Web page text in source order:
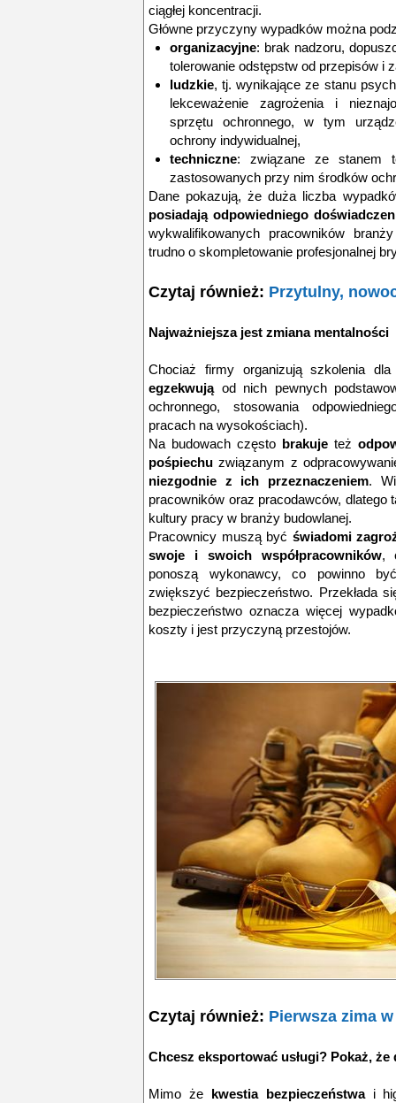
ciągłej koncentracji.
Główne przyczyny wypadków można
organizacyjne: brak nadzoru,
tolerowanie odstępstw od przepisów i
ludzkie, tj. wynikające ze stanu
lekceważenie zagrożenia i
sprzętu ochronnego, w tym
ochrony indywidualnej,
techniczne: związane ze stanem
zastosowanych przy nim środków
Dane pokazują, że duża liczba
posiadają odpowiedniego
wykwalifikowanych pracowników
trudno o skompletowanie profesjonalnej
Czytaj również: Przytulny,
Najważniejsza jest zmiana mentalności
Chociaż firmy organizują szkolenia
egzekwująod nich pewnych
ochronnego, stosowania
pracach na wysokościach).
Na budowach często brakuje też
pośpiechu związanym z
niezgodnie z ich przeznaczeniem.
pracowników oraz pracodawców,
kultury pracy w branży budowlanej.
Pracownicy muszą być świadomi
swoje i swoich współpracowników,
ponoszą wykonawcy, co powinno
zwiększyć bezpieczeństwo. Przekłada
bezpieczeństwo oznacza więcej
koszty i jest przyczyną przestojów.
Czytaj również: Pierwsza zima
Chcesz eksportować usługi? Pokaż,
Mimo że kwestia bezpieczeństwai